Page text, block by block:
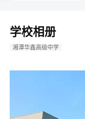
学校相册
湘潭华鑫高级中学